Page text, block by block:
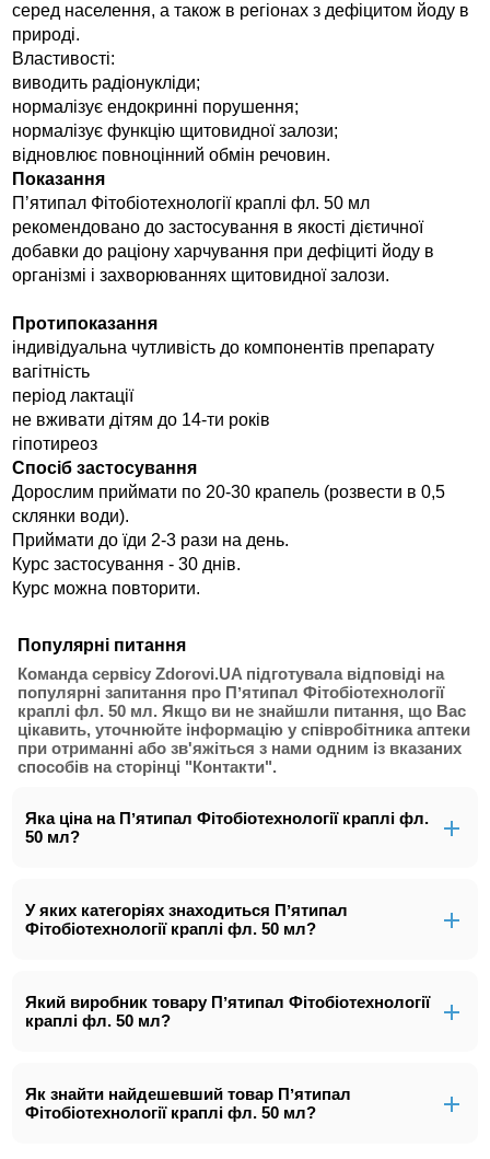
серед населення, а також в регіонах з дефіцитом йоду в
природі.
Властивості:
виводить радіонукліди;
нормалізує ендокринні порушення;
нормалізує функцію щитовидної залози;
відновлює повноцінний обмін речовин.
Показання
Пʼятипал Фітобіотехнології краплі фл. 50 мл
рекомендовано до застосування в якості дієтичної
добавки до раціону харчування при дефіциті йоду в
організмі і захворюваннях щитовидної залози.
Протипоказання
індивідуальна чутливість до компонентів препарату
вагітність
період лактації
не вживати дітям до 14-ти років
гіпотиреоз
Спосіб застосування
Дорослим приймати по 20-30 крапель (розвести в 0,5
склянки води).
Приймати до їди 2-3 рази на день.
Курс застосування - 30 днів.
Курс можна повторити.
Популярні питання
Команда сервісу Zdorovi.UA підготувала відповіді на
популярні запитання про Пʼятипал Фітобіотехнології
краплі фл. 50 мл. Якщо ви не знайшли питання, що Вас
цікавить, уточнюйте інформацію у співробітника аптеки
при отриманні або зв'яжіться з нами одним із вказаних
способів на сторінці "Контакти".
Яка ціна на Пʼятипал Фітобіотехнології краплі фл.
50 мл?
У яких категоріях знаходиться Пʼятипал
Фітобіотехнології краплі фл. 50 мл?
Який виробник товару Пʼятипал Фітобіотехнології
краплі фл. 50 мл?
Як знайти найдешевший товар Пʼятипал
Фітобіотехнології краплі фл. 50 мл?